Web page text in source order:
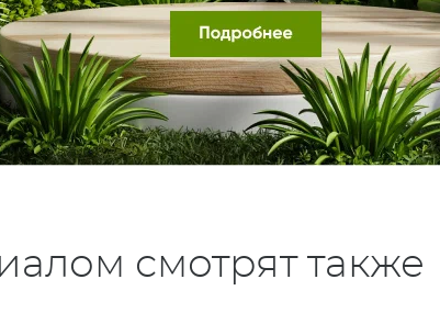
смотрят также